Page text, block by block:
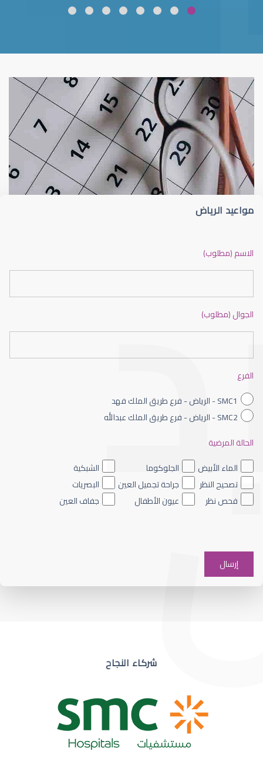
قلوبال لرعاية العين ضعف نظر
ضعف نظر الاطفال
ضعف نظر العين اليسرى
ضعف نظر مفاجئ
مواعيد الرياض
الاسم (مطلوب)
الجوال (مطلوب)
الفرع
SMC1 - الرياض - فرع طريق الملك فهد
SMC2 - الرياض - فرع طريق الملك عبدالله
الحالة المرضية
الماء الأبيض
الجلوكوما
الشبكية
تصحيح النظر
جراحة تجميل العين
البصريات
فحص نظر
عيون الأطفال جفاف العين
شركاء النجاح